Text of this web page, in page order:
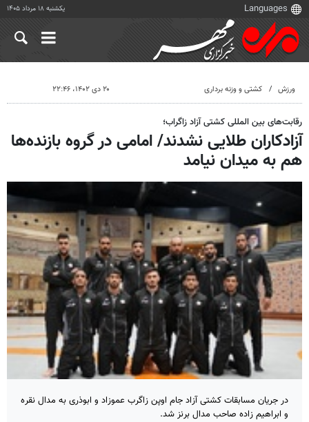
یکشنبه ۱۸ مرداد ۱۴۰۵
ورزش کشتی و وزنه برداری ۲۰ دی ۱۴۰۲، ۲۲:۴۶
رقابت‌های بین المللی کشتی آزاد زاگراب؛
آزادکاران طلایی نشدند/ امامی در گروه بازنده‌ها
هم به میدان نیامد
در جریان مسابقات کشتی آزاد جام اوپن زاگرب عموزاد و ابوذری به مدال نقره
و ابراهیم زاده صاحب مدال برنز شد.